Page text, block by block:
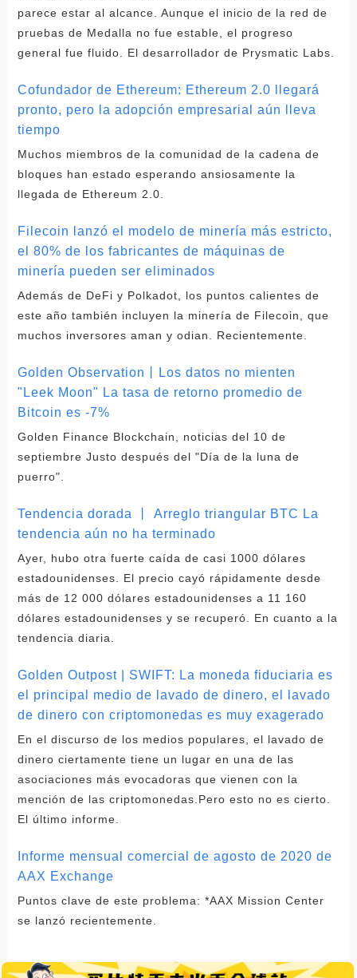
parece estar al alcance. Aunque el inicio de la red de
pruebas de Medalla no fue estable, el progreso
general fue fluido. El desarrollador de Prysmatic Labs.
Cofundador de Ethereum: Ethereum 2.0 llegará
pronto, pero la adopción empresarial aún lleva
tiempo
Muchos miembros de la comunidad de la cadena de
bloques han estado esperando ansiosamente la
llegada de Ethereum 2.0.
Filecoin lanzó el modelo de minería más estricto,
el 80% de los fabricantes de máquinas de
minería pueden ser eliminados
Además de DeFi y Polkadot, los puntos calientes de
este año también incluyen la minería de Filecoin, que
muchos inversores aman y odian. Recientemente.
Golden Observation丨Los datos no mienten
"Leek Moon" La tasa de retorno promedio de
Bitcoin es -7%
Golden Finance Blockchain, noticias del 10 de
septiembre Justo después del "Día de la luna de
puerro".
Tendencia dorada 丨 Arreglo triangular BTC La
tendencia aún no ha terminado
Ayer, hubo otra fuerte caída de casi 1000 dólares
estadounidenses. El precio cayó rápidamente desde
más de 12 000 dólares estadounidenses a 11 160
dólares estadounidenses y se recuperó. En cuanto a la
tendencia diaria.
Golden Outpost | SWIFT: La moneda fiduciaria es
el principal medio de lavado de dinero, el lavado
de dinero con criptomonedas es muy exagerado
En el discurso de los medios populares, el lavado de
dinero ciertamente tiene un lugar en una de las
asociaciones más evocadoras que vienen con la
mención de las criptomonedas.Pero esto no es cierto.
El último informe.
Informe mensual comercial de agosto de 2020 de
AAX Exchange
Puntos clave de este problema: *AAX Mission Center
se lanzó recientemente.